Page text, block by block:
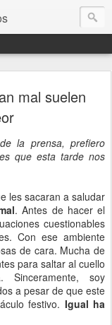
mal suelen
la prensa, prefiero
que esta tarde nos
les sacaran a saludar
. Antes de hacer el
cuestionables
Con ese ambiente
de cara. Mucha de
para saltar al cuello
soy
a pesar de que este
festivo. Igual ha